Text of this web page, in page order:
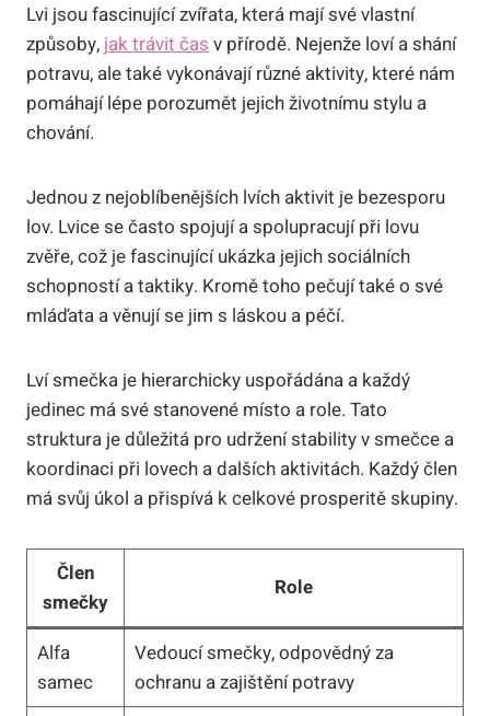
Lvi jsou fascinující zvířata, která mají své vlastní
způsoby, jak trávit časv přírodě. Nejenže loví a shání
potravu, ale také vykonávají různé aktivity, které nám
pomáhají lépe porozumět jejich životnímu stylu a
chování.
Jednou z nejoblíbenějších lvích aktivit je bezesporu
lov. Lvice se často spojují a spolupracují při lovu
zvěře, což je fascinující ukázka jejich sociálních
schopností a taktiky. Kromě toho pečují také o své
mláďata a věnují se jim s láskou a péčí.
Lví smečka je hierarchicky uspořádána a každý
jedinec má své stanovené místo a role. Tato
struktura je důležitá pro udržení stability v smečce a
koordinaci při lovech a dalších aktivitách. Každý člen
má svůj úkol a přispívá k celkové prosperitě skupiny.
Člen
smečky
Role
Alfa
samec
Vedoucí smečky, odpovědný za
ochranu a zajištění potravy